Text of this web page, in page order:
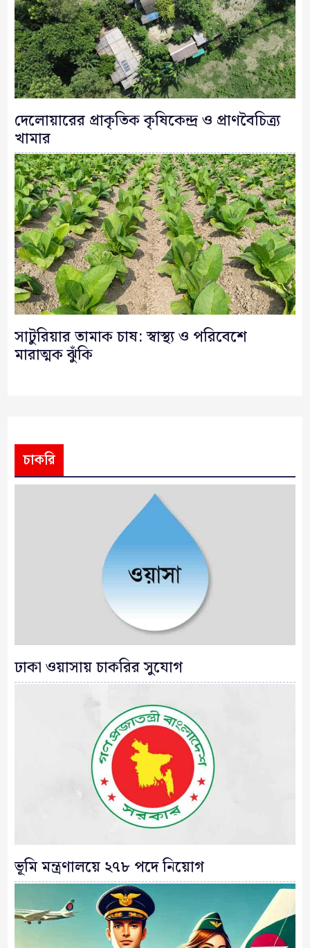
দেলোয়ারের প্রাকৃতিক কৃষিকেন্দ্র ও প্রাণবৈচিত্র্য
খামার
সাটুরিয়ার তামাক চাষ: স্বাস্থ্য ও পরিবেশে
মারাত্মক ঝুঁকি
চাকরি
ঢাকা ওয়াসায় চাকরির সুযোগ
ভূমি মন্ত্রণালয়ে ২৭৮ পদে নিয়োগ